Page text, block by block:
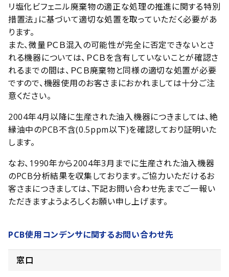
リ塩化ビフェニル廃棄物の適正な処理の推進に関する特別
措置法」に基づいて適切な処置を取っていただく必要があ
ります。
また、微量ＰＣＢ混入の可能性が完全に否定できないとさ
れる機器については、ＰＣＢを含有していないことが確認さ
れるまでの間は、ＰＣＢ廃棄物と同様の適切な処置が必要
ですので、機器使用のお客さまにおかれましては十分ご注
意ください。
2004年4月以降に生産された油入機器につきましては、絶
縁油中のPCB不含(0.5ppm以下)を確認しており証明いた
します。
なお、1990年から2004年3月までに生産された油入機器
のPCB分析結果を収集しております。ご協力いただけるお
客さまにつきましては、下記お問い合わせ先までご一報い
ただきますようよろしくお願い申し上げます。
PCB使用コンデンサに関するお問い合わせ先
窓口